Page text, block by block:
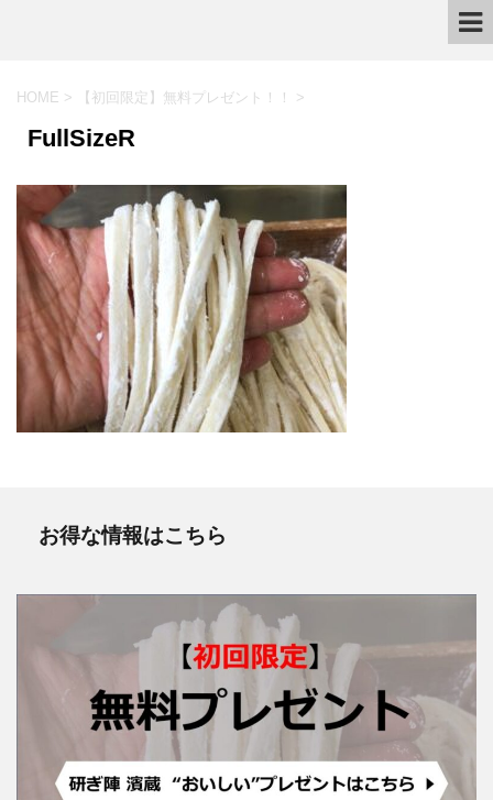
HOME > 【初回限定】無料プレゼント！！ >
FullSizeR
お得な情報はこちら